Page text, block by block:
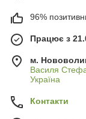
96%
Працює з
м.
Василя
Україна
Контакти